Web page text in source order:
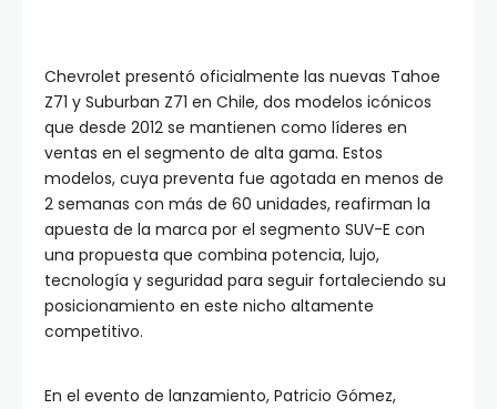
Chevrolet presentó oficialmente las nuevas Tahoe
Z71 y Suburban Z71 en Chile, dos modelos icónicos
que desde 2012 se mantienen como líderes en
ventas en el segmento de alta gama. Estos
modelos, cuya preventa fue agotada en menos de
2 semanas con más de 60 unidades, reafirman la
apuesta de la marca por el segmento SUV-E con
una propuesta que combina potencia, lujo,
tecnología y seguridad para seguir fortaleciendo su
posicionamiento en este nicho altamente
competitivo.
En el evento de lanzamiento, Patricio Gómez,